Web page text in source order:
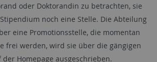
oder Doktorandin zu betrachten, sie
noch eine Stelle. Die Abteilung
eine Promotionsstelle, die momentan
frei werden, wird sie über die gängigen
Homepage ausgeschrieben.